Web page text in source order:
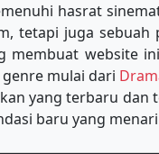
hasrat
tetapi juga
membuat website
mulai dari
yang terbaru
baru yang